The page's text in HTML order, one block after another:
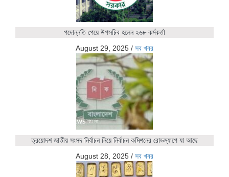
পদোন্নতি পেয়ে উপসচিব হলেন ২৬৮ কর্মকর্তা
August 29, 2025 / সব খবর
ত্রয়োদশ জাতীয় সংসদ নির্বাচন নিয়ে নির্বাচন কমিশনের রোডম্যাপে যা আছে
August 28, 2025 / সব খবর